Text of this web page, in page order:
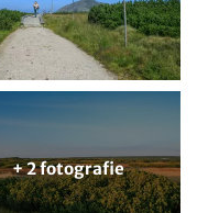
+ 2 fotografie